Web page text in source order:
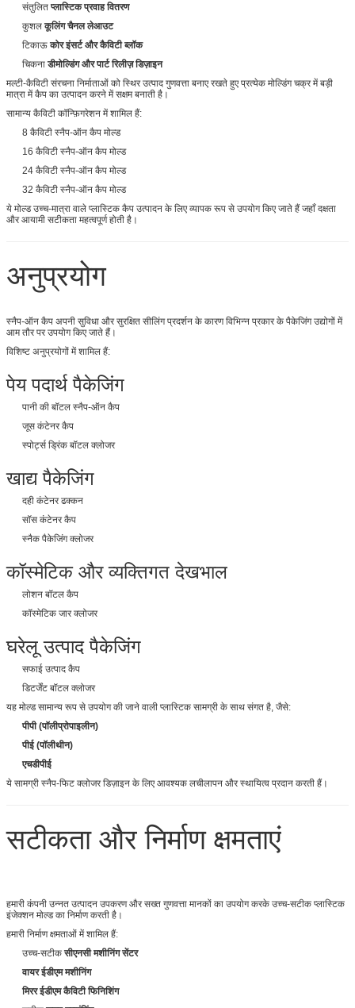
संतुलित प्लास्टिक प्रवाह वितरण
कुशल कूलिंग चैनल लेआउट
टिकाऊ कोर इंसर्ट और कैविटी ब्लॉक
चिकना डीमोल्डिंग और पार्ट रिलीज़ डिज़ाइन
मल्टी-कैविटी संरचना निर्माताओं को स्थिर उत्पाद गुणवत्ता बनाए रखते हुए प्रत्येक मोल्डिंग चक्र में बड़ी
मात्रा में कैप का उत्पादन करने में सक्षम बनाती है।
सामान्य कैविटी कॉन्फ़िगरेशन में शामिल हैं:
8 कैविटी स्नैप-ऑन कैप मोल्ड
16 कैविटी स्नैप-ऑन कैप मोल्ड
24 कैविटी स्नैप-ऑन कैप मोल्ड
32 कैविटी स्नैप-ऑन कैप मोल्ड
ये मोल्ड उच्च-मात्रा वाले प्लास्टिक कैप उत्पादन के लिए व्यापक रूप से उपयोग किए जाते हैं जहाँ दक्षता
और आयामी सटीकता महत्वपूर्ण होती है।
अनुप्रयोग
स्नैप-ऑन कैप अपनी सुविधा और सुरक्षित सीलिंग प्रदर्शन के कारण विभिन्न प्रकार के पैकेजिंग उद्योगों में
आम तौर पर उपयोग किए जाते हैं।
विशिष्ट अनुप्रयोगों में शामिल हैं:
पेय पदार्थ पैकेजिंग
पानी की बॉटल स्नैप-ऑन कैप
जूस कंटेनर कैप
स्पोर्ट्स ड्रिंक बॉटल क्लोजर
खाद्य पैकेजिंग
दही कंटेनर ढक्कन
सॉस कंटेनर कैप
स्नैक पैकेजिंग क्लोजर
कॉस्मेटिक और व्यक्तिगत देखभाल
लोशन बॉटल कैप
कॉस्मेटिक जार क्लोजर
घरेलू उत्पाद पैकेजिंग
सफाई उत्पाद कैप
डिटर्जेंट बॉटल क्लोजर
यह मोल्ड सामान्य रूप से उपयोग की जाने वाली प्लास्टिक सामग्री के साथ संगत है, जैसे:
पीपी (पॉलीप्रोपाइलीन)
पीई (पॉलीथीन)
एचडीपीई
ये सामग्री स्नैप-फिट क्लोजर डिज़ाइन के लिए आवश्यक लचीलापन और स्थायित्व प्रदान करती हैं।
सटीकता और निर्माण क्षमताएं
हमारी कंपनी उन्नत उत्पादन उपकरण और सख्त गुणवत्ता मानकों का उपयोग करके उच्च-सटीक प्लास्टिक
इंजेक्शन मोल्ड का निर्माण करती है।
हमारी निर्माण क्षमताओं में शामिल हैं:
उच्च-सटीक सीएनसी मशीनिंग सेंटर
वायर ईडीएम मशीनिंग
मिरर ईडीएम कैविटी फिनिशिंग